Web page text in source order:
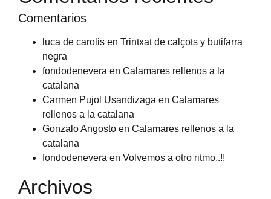
Comentarios
luca de carolis en Trintxat de calçots y butifarra
negra
fondodenevera en Calamares rellenos a la
catalana
Carmen Pujol Usandizaga en Calamares
rellenos a la catalana
Gonzalo Angosto en Calamares rellenos a la
catalana
fondodenevera en Volvemos a otro ritmo..!!
Archivos